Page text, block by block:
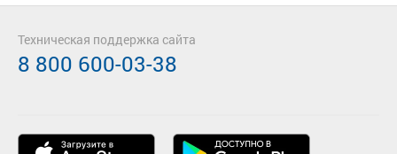
Техническая поддержка сайта
8 800 600-03-38